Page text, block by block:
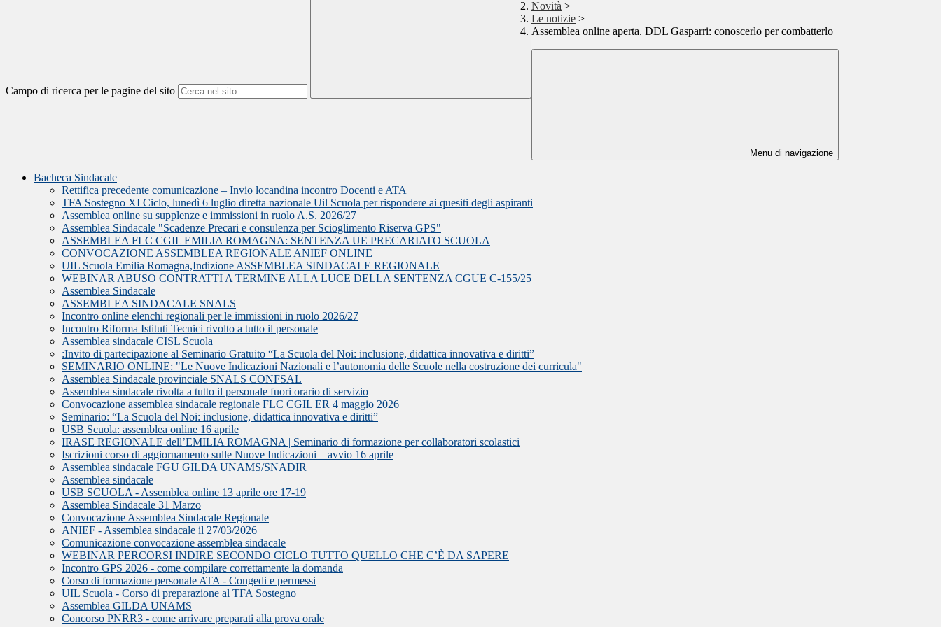
Campo di ricerca per le pagine del sito
Novità >
Le notizie >
Assemblea online aperta. DDL Gasparri: conoscerlo per combatterlo
Menu di navigazione
Bacheca Sindacale
Rettifica precedente comunicazione – Invio locandina incontro Docenti e ATA
TFA Sostegno XI Ciclo, lunedì 6 luglio diretta nazionale Uil Scuola per rispondere ai quesiti degli aspiranti
Assemblea online su supplenze e immissioni in ruolo A.S. 2026/27
Assemblea Sindacale "Scadenze Precari e consulenza per Scioglimento Riserva GPS"
ASSEMBLEA FLC CGIL EMILIA ROMAGNA: SENTENZA UE PRECARIATO SCUOLA
CONVOCAZIONE ASSEMBLEA REGIONALE ANIEF ONLINE
UIL Scuola Emilia Romagna,Indizione ASSEMBLEA SINDACALE REGIONALE
WEBINAR ABUSO CONTRATTI A TERMINE ALLA LUCE DELLA SENTENZA CGUE C‑155/25
Assemblea Sindacale
ASSEMBLEA SINDACALE SNALS
Incontro online elenchi regionali per le immissioni in ruolo 2026/27
Incontro Riforma Istituti Tecnici rivolto a tutto il personale
Assemblea sindacale CISL Scuola
:Invito di partecipazione al Seminario Gratuito “La Scuola del Noi: inclusione, didattica innovativa e diritti”
SEMINARIO ONLINE: "Le Nuove Indicazioni Nazionali e l’autonomia delle Scuole nella costruzione dei curricula"
Assemblea Sindacale provinciale SNALS CONFSAL
Assemblea sindacale rivolta a tutto il personale fuori orario di servizio
Convocazione assemblea sindacale regionale FLC CGIL ER 4 maggio 2026
Seminario: “La Scuola del Noi: inclusione, didattica innovativa e diritti”
USB Scuola: assemblea online 16 aprile
IRASE REGIONALE dell’EMILIA ROMAGNA | Seminario di formazione per collaboratori scolastici
Iscrizioni corso di aggiornamento sulle Nuove Indicazioni – avvio 16 aprile
Assemblea sindacale FGU GILDA UNAMS/SNADIR
Assemblea sindacale
USB SCUOLA - Assemblea online 13 aprile ore 17-19
Assemblea Sindacale 31 Marzo
Convocazione Assemblea Sindacale Regionale
ANIEF - Assemblea sindacale il 27/03/2026
Comunicazione convocazione assemblea sindacale
WEBINAR PERCORSI INDIRE SECONDO CICLO TUTTO QUELLO CHE C’È DA SAPERE
Incontro GPS 2026 - come compilare correttamente la domanda
Corso di formazione personale ATA - Congedi e permessi
UIL Scuola - Corso di preparazione al TFA Sostegno
Assemblea GILDA UNAMS
Concorso PNRR3 - come arrivare preparati alla prova orale